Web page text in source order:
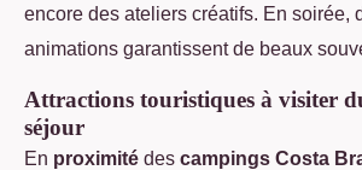
encore des ateliers créatifs. En soirée,
animations garantissent de beaux
Attractions touristiques à visiter
séjour
En proximité des campings Costa